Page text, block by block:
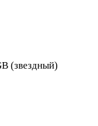
(звездный)